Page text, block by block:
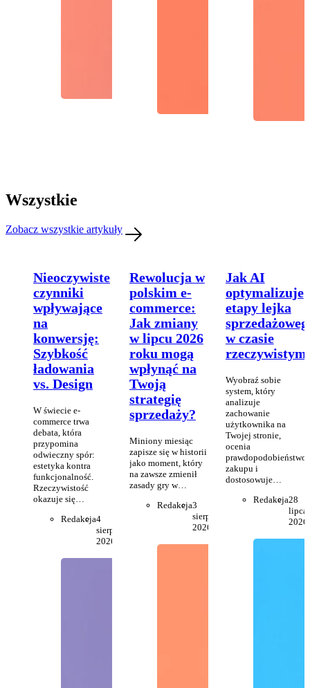
Wszystkie
Zobacz wszystkie artykuły
Nieoczywiste
czynniki
wpływające
na
konwersję:
Szybkość
ładowania
vs. Design
W świecie e-
commerce trwa
debata, która
przypomina
odwieczny spór:
estetyka kontra
funkcjonalność.
Rzeczywistość
okazuje się…
Redakcja4
sierpnia
2026
Rewolucja w
polskim e-
commerce:
Jak zmiany
w lipcu 2026
roku mogą
wpłynąć na
Twoją
strategię
sprzedaży?
Miniony miesiąc
zapisze się w historii
jako moment, który
na zawsze zmienił
zasady gry w…
Redakcja3
sierpnia
2026
Jak AI
optymalizuje
etapy lejka
w czasie
rzeczywistym
Wyobraź sobie
system, który
analizuje
zachowanie
użytkownika na
Twojej stronie,
ocenia
prawdopodobieństwo
zakupu i
dostosowuje…
Redakcja28
lipca
2026